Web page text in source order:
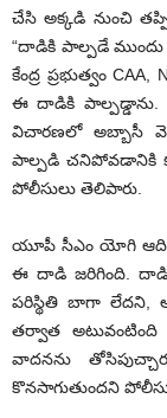
చేసి అక్కడి నుంచి
“దాడికి పాల్ప‌డే
కేంద్ర‌ ప్రభుత్వం
ఈ దాడికి పాల్ప‌డ్డాను.
విచార‌ణ‌లో అబ్బాసీ
పాల్పడి చనిపోవడానికి
పోలీసులు తెలిపారు.
యూపీ సీఎం యోగి
ఈ దాడి జరిగింది. దాడి
ప‌రిస్థితి బాగా లేద‌ని,
త‌ర్వాత అటువంటింది
వాదనను
కొన‌సాగుతుంద‌ని